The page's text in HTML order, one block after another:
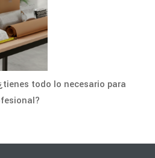
todo lo necesario para